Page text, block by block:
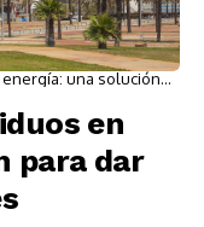
una solución
en
para dar